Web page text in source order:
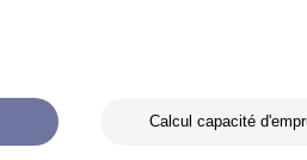
Calcul capacité